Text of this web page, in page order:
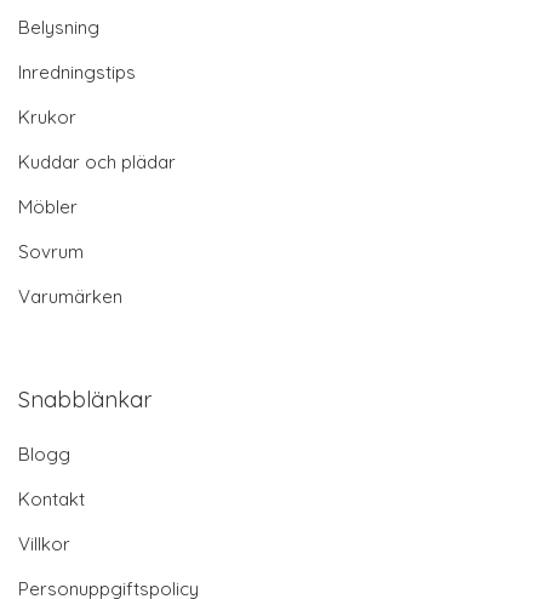
Belysning
Inredningstips
Krukor
Kuddar och plädar
Möbler
Sovrum
Varumärken
Snabblänkar
Blogg
Kontakt
Villkor
Personuppgiftspolicy